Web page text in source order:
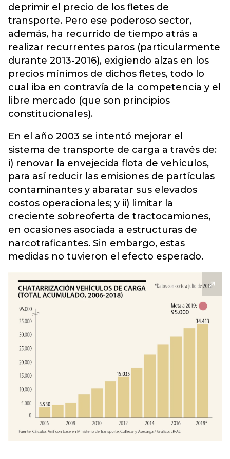
deprimir el precio de los fletes de
transporte. Pero ese poderoso sector,
además, ha recurrido de tiempo atrás a
realizar recurrentes paros (particularmente
durante 2013-2016), exigiendo alzas en los
precios mínimos de dichos fletes, todo lo
cual iba en contravía de la competencia y el
libre mercado (que son principios
constitucionales).
En el año 2003 se intentó mejorar el
sistema de transporte de carga a través de:
i) renovar la envejecida flota de vehículos,
para así reducir las emisiones de partículas
contaminantes y abaratar sus elevados
costos operacionales; y ii) limitar la
creciente sobreoferta de tractocamiones,
en ocasiones asociada a estructuras de
narcotraficantes. Sin embargo, estas
medidas no tuvieron el efecto esperado.